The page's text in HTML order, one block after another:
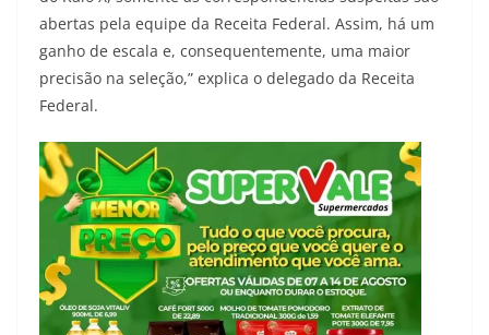
abertas pela equipe da Receita Federal. Assim, há um
ganho de escala e, consequentemente, uma maior
precisão na seleção,” explica o delegado da Receita
Federal.